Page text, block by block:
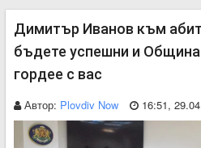
Димитър Иванов към
бъдете успешни и
гордее с вас
Автор: Plovdiv Now 16:51,